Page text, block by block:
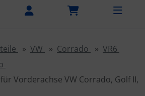
VW Corrado
VR6
Vorderachse VW Corrado, Golf II,